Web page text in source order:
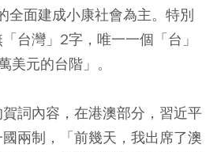
全面建成小康社會為主。特別
台灣」2字，唯一一個「台」
美元的台階」。
詞內容，在港澳部分，習近平
兩制，「前幾天，我出席了澳